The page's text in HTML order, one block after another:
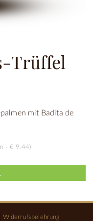
Trüffel
mit Badita de
- € 9,44)
Widerrufsbelehrung